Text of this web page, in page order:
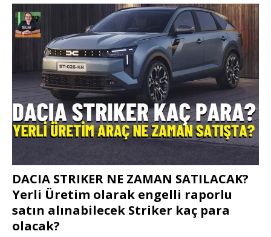
DACIA STRIKER NE ZAMAN SATILACAK?
Yerli Üretim olarak engelli raporlu
satın alınabilecek Striker kaç para
olacak?